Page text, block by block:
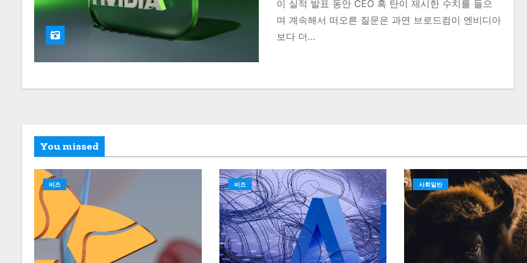
이 실적 발표 동안 CEO 혹 탄이 제시한 수치를 들으
며 계속해서 떠오른 질문은 과연 브로드컴이 엔비디아
보다 더…
You missed
비즈 비즈 사회일반